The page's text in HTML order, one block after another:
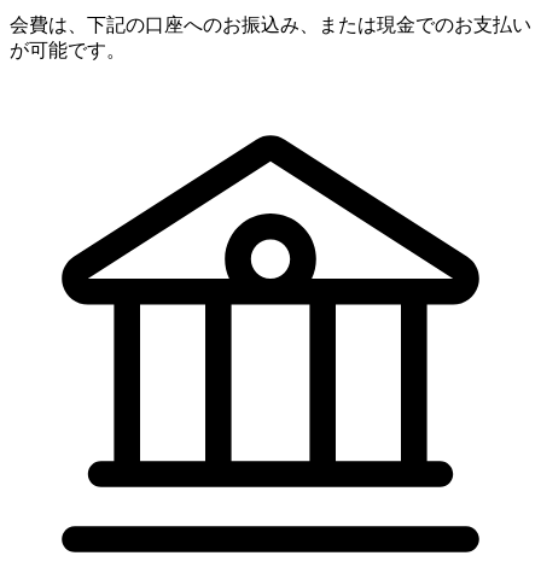
会費は、下記の口座へのお振込み、または現金でのお支払い
が可能です。